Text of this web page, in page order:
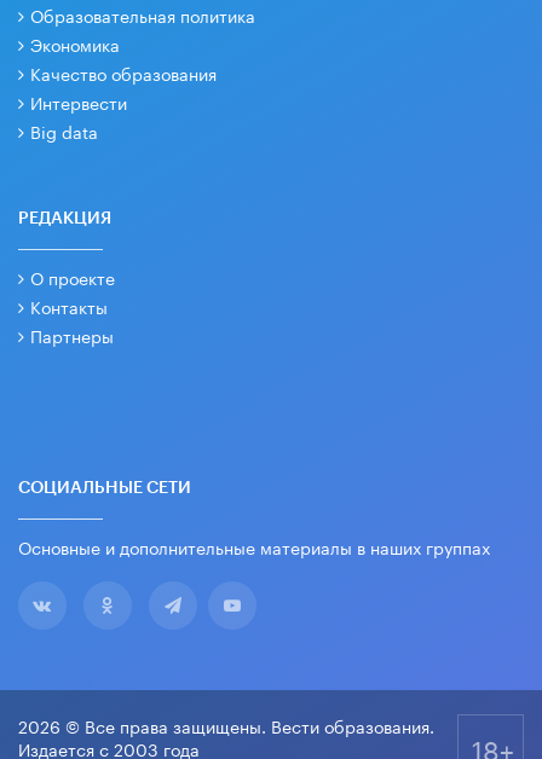
Образовательная политика
Экономика
Качество образования
Интервести
Big data
РЕДАКЦИЯ
О проекте
Контакты
Партнеры
СОЦИАЛЬНЫЕ СЕТИ
Основные и дополнительные материалы в наших группах
2026 © Все права защищены. Вести образования.
Издается с 2003 года
18+